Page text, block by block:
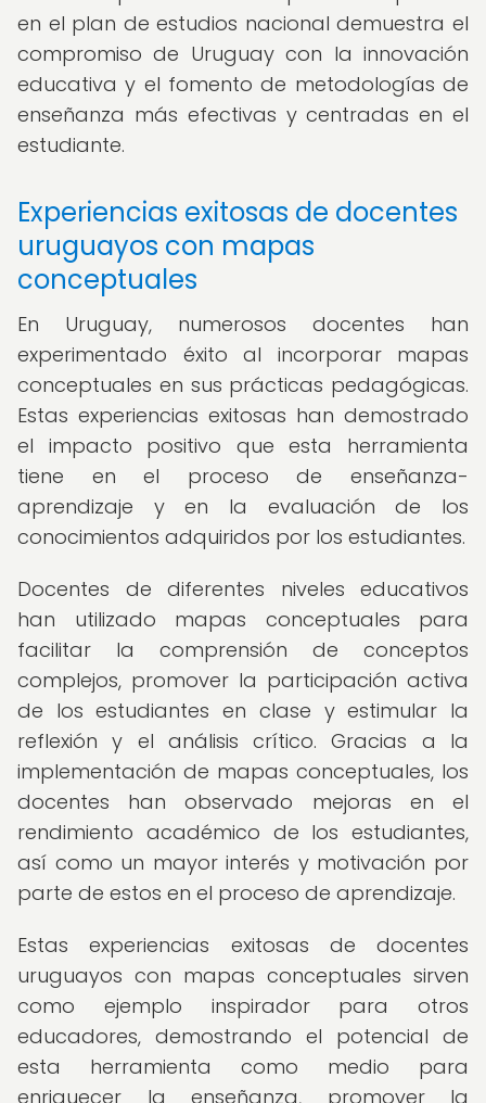
en el plan de estudios nacional demuestra el
compromiso de Uruguay con la innovación
educativa y el fomento de metodologías de
enseñanza más efectivas y centradas en el
estudiante.
Experiencias exitosas de docentes
uruguayos con mapas
conceptuales
En Uruguay, numerosos docentes han
experimentado éxito al incorporar mapas
conceptuales en sus prácticas pedagógicas.
Estas experiencias exitosas han demostrado
el impacto positivo que esta herramienta
tiene en el proceso de enseñanza-
aprendizaje y en la evaluación de los
conocimientos adquiridos por los estudiantes.
Docentes de diferentes niveles educativos
han utilizado mapas conceptuales para
facilitar la comprensión de conceptos
complejos, promover la participación activa
de los estudiantes en clase y estimular la
reflexión y el análisis crítico. Gracias a la
implementación de mapas conceptuales, los
docentes han observado mejoras en el
rendimiento académico de los estudiantes,
así como un mayor interés y motivación por
parte de estos en el proceso de aprendizaje.
Estas experiencias exitosas de docentes
uruguayos con mapas conceptuales sirven
como ejemplo inspirador para otros
educadores, demostrando el potencial de
esta herramienta como medio para
enriquecer la enseñanza, promover la